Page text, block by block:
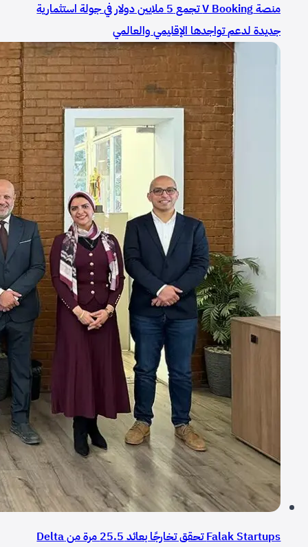
منصة V Booking تجمع 5 ملايين دولار في جولة استثمارية
جديدة لدعم تواجدها الإقليمي والعالمي
Falak Startups تحقق تخارجًا بعائد 25.5 مرة من Delta